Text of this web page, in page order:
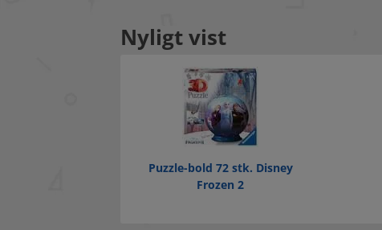
Nyligt vist
Puzzle-bold 72 stk. Disney
Frozen 2